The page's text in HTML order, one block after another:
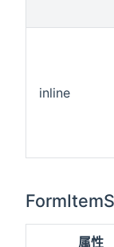
inline
属性